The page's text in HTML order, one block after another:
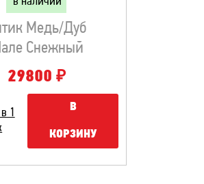
Медь/Дуб
Снежный
29800 ₽
1
В
КОРЗИНУ